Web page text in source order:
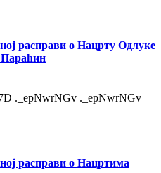
расправи о Нацрту Одлуке
Параћин
._epNwrNGv ._epNwrNGv
расправи о Нацртима